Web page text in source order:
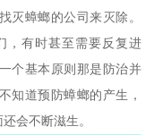
灭蟑螂的公司来灭除。
，有时甚至需要反复进
个基本原则那是防治并
知道预防蟑螂的产生，
会不断滋生。